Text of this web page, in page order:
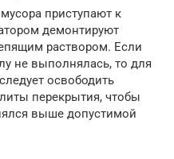
приступают к
демонтируют
раствором. Если
не выполнялась, то для
освободить
перекрытия, чтобы
выше допустимой